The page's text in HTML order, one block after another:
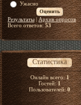
Ужасно
Результаты| Архив опросов
Всего ответов:53
Статистика
Онлайн всего:1
Гостей:1
Пользователей:0